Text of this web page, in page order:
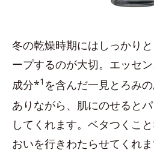
冬の乾燥時期にはしっかり
ープするのが大切。エッセ
成分*1 を含んだ一見とろみ
ありながら、肌にのせると
してくれます。ベタつくこ
おいを行きわたらせてくれま